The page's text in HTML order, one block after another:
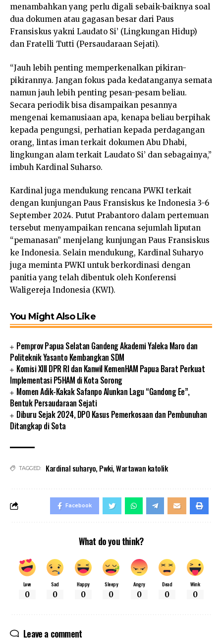
menambahkan yang perlu digali sebaik-baiknya soal
dua dokumen atau gagasan besar dari Paus
Fransiskus yakni Laudato Si’ (Lingkungan Hidup)
dan Fratelli Tutti (Persaudaraan Sejati).
“Jauh lebih penting memperkenalkan pikiran-
pikirannya. Jangan fokus pada kedatanganya semata
namun jauh lebih penting pesan-pesam beliau.
Secara periodik bisa disampaikan pesannya
mengenai kemanusiaan apa, kenapa beliau berpihak
kepada pengungsi, perhatian kepada perdagangan
orang, lintas iman terkait dokumen Abu Dhabi,
lingkungan alam terkait Laudato Si’ dan sebagainya,”
imbuh Kardinal Suharso.
Kardinal juga mendukung rencana PWKI terkait
dengan kunjungan Paus Fransiskus ke Indonesia 3-6
September 2024. Putut Prabantoro dalam pertemuan
tersebut menyampaikan rencana sejumlah liputan
“pemanasan” menjelang kunjungan Paus Fransiskus
ke Indonesia. Selain mendukung, Kardinal Suharyo
juga meminta PWKI untuk berkordinasi dengan
panitia yang telah dibentuk oleh Konferensi
Waligereja Indonesia (KWI).
You Might Also Like
Pemprov Papua Selatan Gandeng Akademi Yaleka Maro dan
Politeknik Yasanto Kembangkan SDM
Komisi XIII DPR RI dan Kanwil KemenHAM Papua Barat Perkuat
Implementasi P5HAM di Kota Sorong
Momen Adik-Kakak Safanpo Alunkan Lagu “Gandong Ee”,
Bentuk Persaudaraan Sejati
Diburu Sejak 2024, DPO Kasus Pemerkosaan dan Pembunuhan
Ditangkap di Sota
TAGGED: Kardinal suharyo, Pwki,Wartawan katolik
Facebook
What do you think?
Love
0
Sad
0
Happy
0
Sleepy
0
Angry
0
Dead
0
Wink
0
Leave a comment